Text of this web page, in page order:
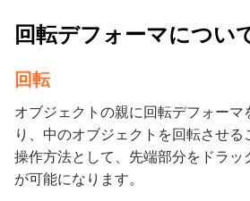
回転デフォーマについ
回転
オブジェクトの親に回転デフォーマ
り、中のオブジェクトを回転させる
操作方法として、先端部分をドラッ
が可能になります。